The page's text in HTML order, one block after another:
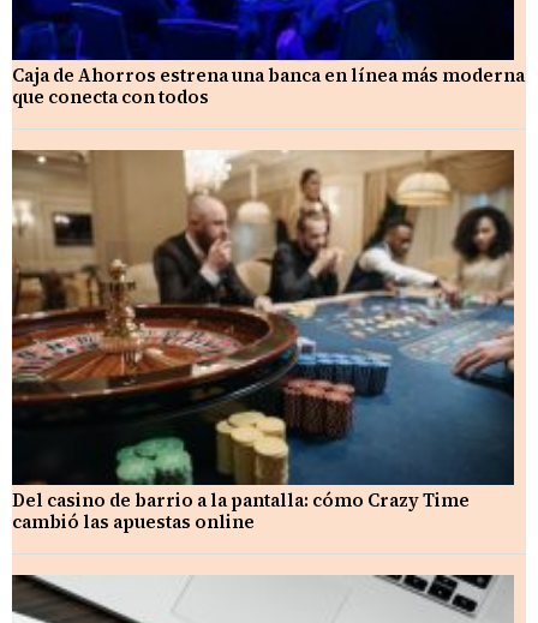
Caja de Ahorros estrena una banca en línea más moderna
que conecta con todos
Del casino de barrio a la pantalla: cómo Crazy Time
cambió las apuestas online